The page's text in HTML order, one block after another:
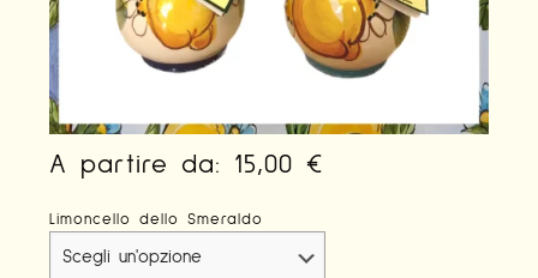
A partire da: 15,00 €
Limoncello dello Smeraldo